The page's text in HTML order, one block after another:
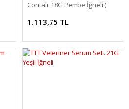
Contalı. 18G Pembe İğneli (
1.113,75 TL